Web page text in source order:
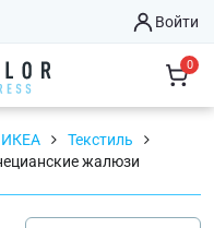
Войти
0
ИКЕА
Текстиль
жалюзи